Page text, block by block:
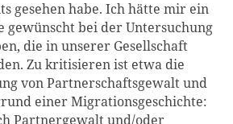
gesehen habe. Ich hätte mir ein
gewünscht bei der Untersuchung
die in unserer Gesellschaft
Zu kritisieren ist etwa die
von Partnerschaftsgewalt und
einer Migrationsgeschichte:
Partnergewalt und/oder